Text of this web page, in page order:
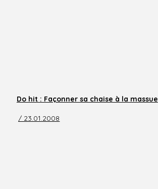
Do hit : Façonner sa chaise à la massue
/ 23.01.2008